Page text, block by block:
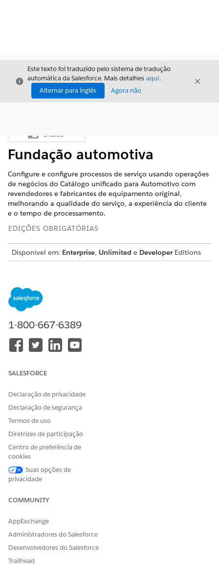
Fechar
Este texto foi traduzido pelo sistema de tradução
automática da Salesforce. Mais detalhes aqui.
Alternar para inglês
Agora não
Fechar
Mostrar índice
Índice
Fundação automotiva
Configure e configure processos de serviço usando operações
de negócios do Catálogo unificado para Automotivo com
revendedores e fabricantes de equipamento original,
melhorando a qualidade do serviço, a experiência do cliente
e o tempo de processamento.
EDIÇÕES OBRIGATÓRIAS
Disponível em: Enterprise, Unlimited e DeveloperEditions
podem usar o processo de serviço de Reparo de boa
vontade para dar suporte a clientes que solicitam
assistência de reparo para seus veículos ou ativos. Por
meio desse processo, os revendedores podem selecionar
garantia existente, escolher a ordem de trabalho relevante
e capturar comentários para dar suporte à solicitação de
garantia, que revisa o histórico de reivindicações do
solicitação no contexto do relacionamento de serviço do
cliente e padrões de reparo anteriores. O Administrador
serem aplicados a cada item de linha e registra o
raciocínio por trás dessas decisões. Isso garante que a boa
vontade seja estendida de maneira consistente e justa,
ajudando a fortalecer a fidelidade do cliente enquanto
mantém uma governança clara sobre os custos de reparo
ESTE ARTIGO RESOLVEU SEU PROBLEMA?
Diga-nos para podermos melhorar!
1-800-667-6389
SALESFORCE
Declaração de privacidade
Declaração de segurança
Termos de uso
Diretrizes de participação
Centro de preferência de
cookies
Suas opções de
privacidade
COMMUNITY
AppExchange
Administradores do Salesforce
Desenvolvedores do Salesforce
Trailhead